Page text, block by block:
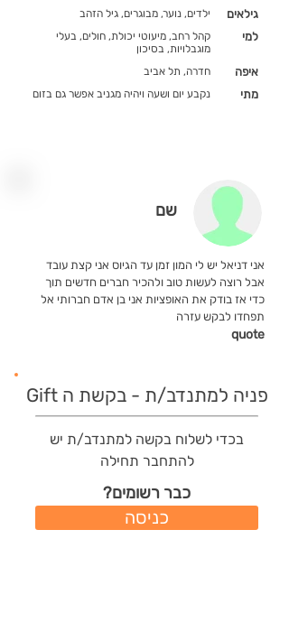
ילדים, נוער, מבוגרים, גיל הזהב גילאים
קהל רחב, מיעוטי יכולת, חולים, בעלי
מוגבלויות, בסיכון
למי
חדרה, תל אביב איפה
נקבע יום ושעה ויהיה מגניב אפשר גם בזום מתי
שם
אני דניאל יש לי המון זמן עד הגיוס אני קצת עובד
אבל רוצה לעשות טוב ולהכיר חברים חדשים תוך
כדי אז בודק את האופציות אני בן אדם חברותי אל
תפחדו לבקש עזרה
quote
פניה למתנדב/ת - בקשת ה Gift
בכדי לשלוח בקשה למתנדב/ת יש
להתחבר תחילה
כבר רשומים?
כניסה